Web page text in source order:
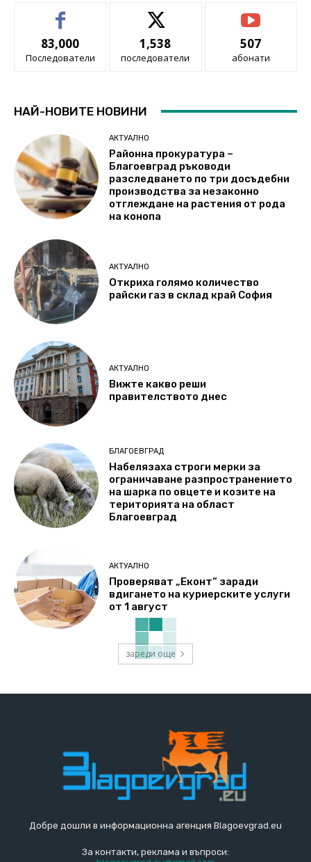
83,000
Последователи
1,538
последователи
507
абонати
НАЙ-НОВИТЕ НОВИНИ
АКТУАЛНО
Районна прокуратура –
Благоевград ръководи
разследването по три досъдебни
производства за незаконно
отглеждане на растения от рода
на конопа
АКТУАЛНО
Откриха голямо количество
райски газ в склад край София
АКТУАЛНО
Вижте какво реши
правителството днес
БЛАГОЕВГРАД
Набелязаха строги мерки за
ограничаване разпространението
на шарка по овцете и козите на
територията на област
Благоевград
АКТУАЛНО
Проверяват „Еконт“ заради
вдигането на куриерските услуги
от 1 август
зареди още
Добре дошли в информационна агенция Blagoevgrad.eu
За контакти, реклама и въпроси: